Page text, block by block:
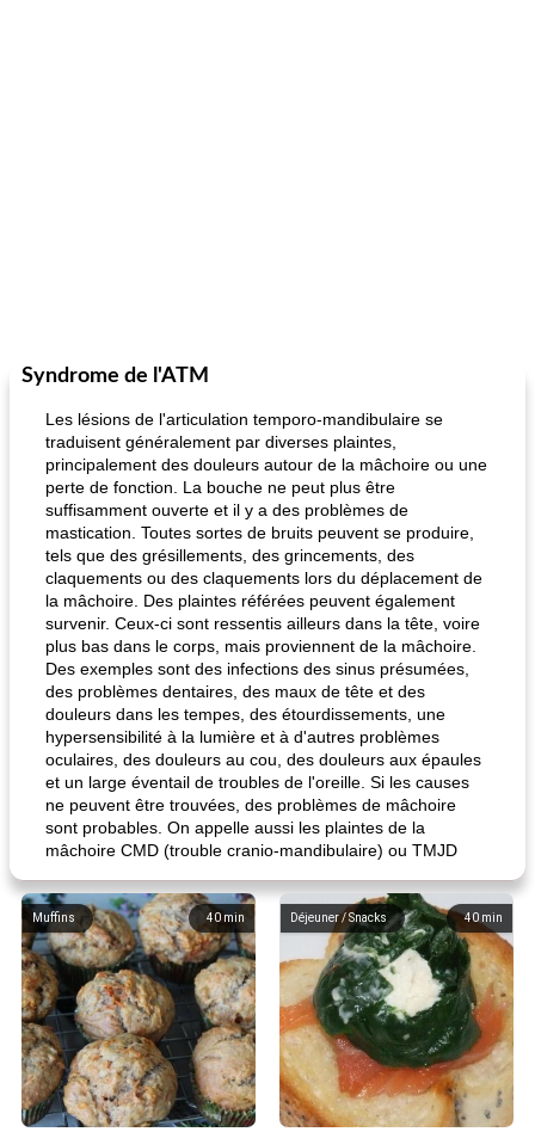
Syndrome de l'ATM
Les lésions de l'articulation temporo-mandibulaire se
traduisent généralement par diverses plaintes,
principalement des douleurs autour de la mâchoire ou une
perte de fonction. La bouche ne peut plus être
suffisamment ouverte et il y a des problèmes de
mastication. Toutes sortes de bruits peuvent se produire,
tels que des grésillements, des grincements, des
claquements ou des claquements lors du déplacement de
la mâchoire. Des plaintes référées peuvent également
survenir. Ceux-ci sont ressentis ailleurs dans la tête, voire
plus bas dans le corps, mais proviennent de la mâchoire.
Des exemples sont des infections des sinus présumées,
des problèmes dentaires, des maux de tête et des
douleurs dans les tempes, des étourdissements, une
hypersensibilité à la lumière et à d'autres problèmes
oculaires, des douleurs au cou, des douleurs aux épaules
et un large éventail de troubles de l'oreille. Si les causes
ne peuvent être trouvées, des problèmes de mâchoire
sont probables. On appelle aussi les plaintes de la
mâchoire CMD (trouble cranio-mandibulaire) ou TMJD
40 min
Muffins 40 min
Déjeuner / Snacks